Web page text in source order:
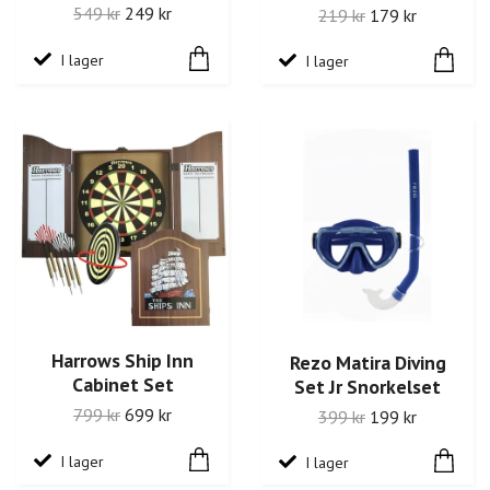
549 kr 249 kr
I lager
219 kr 179 kr
I lager
Harrows Ship Inn
Cabinet Set
799 kr 699 kr
I lager
Rezo Matira Diving
Set Jr Snorkelset
399 kr 199 kr
I lager